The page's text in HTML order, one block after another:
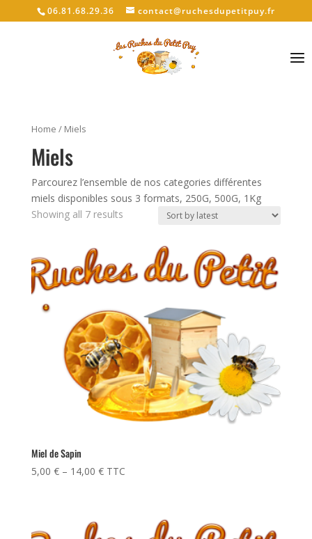
06.81.68.29.36 contact@ruchesdupetitpuy.fr
Home / Miels
Miels
Parcourez l’ensemble de nos categories différentes
miels disponibles sous 3 formats, 250G, 500G, 1Kg
Showing all 7 results
Miel de Sapin
5,00 €– 14,00 € TTC